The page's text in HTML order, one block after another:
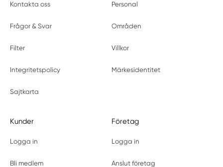
Kontakta oss Personal
Frågor & Svar Områden
Filter Villkor
Integritetspolicy Märkesidentitet
Sajtkarta
Kunder
Logga in
Bli medlem
Företag
Logga in
Anslut företag